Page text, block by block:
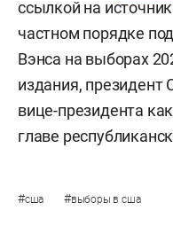
ссылкой на
частном порядке
Вэнса на выборах
издания, президент
вице-президента
главе
#сша #выборы в сша